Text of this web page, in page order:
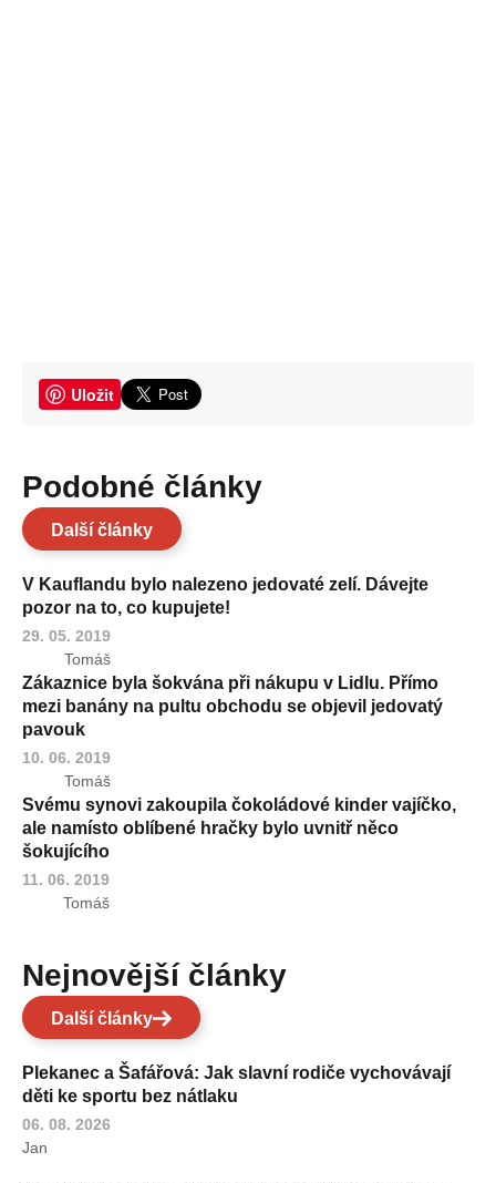
Uložit
Podobné články
Další články
V Kauflandu bylo nalezeno jedovaté zelí. Dávejte
pozor na to, co kupujete!
29. 05. 2019
Tomáš
Zákaznice byla šokvána při nákupu v Lidlu. Přímo
mezi banány na pultu obchodu se objevil jedovatý
pavouk
10. 06. 2019
Tomáš
Svému synovi zakoupila čokoládové kinder vajíčko,
ale namísto oblíbené hračky bylo uvnitř něco
šokujícího
11. 06. 2019
Tomáš
Nejnovější články
Další články
Plekanec a Šafářová: Jak slavní rodiče vychovávají
děti ke sportu bez nátlaku
06. 08. 2026
Jan